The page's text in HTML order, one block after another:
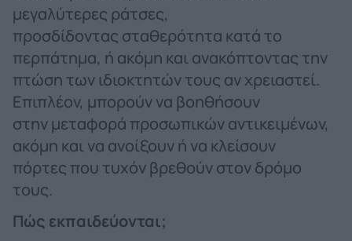
μεγαλύτερες ράτσες,
προσδίδοντας σταθερότητα κατά το
περπάτημα, ή ακόμη και ανακόπτοντας την
πτώση των ιδιοκτητών τους αν χρειαστεί.
Επιπλέον, μπορούν να βοηθήσουν
στην μεταφορά προσωπικών αντικειμένων,
ακόμη και να ανοίξουν ή να κλείσουν
πόρτες που τυχόν βρεθούν στον δρόμο
τους.
Πώς εκπαιδεύονται;